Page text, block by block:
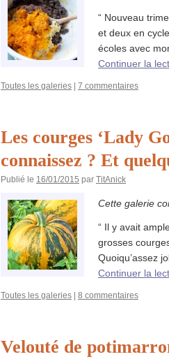
“ Nouveau
et deux en
écoles avec
Continuer la
Toutes les galeries 7 commentaires
Les courges ‘Lady
connaissez ? Et
Publié le 16/01/2015 par TitAnick
Cette galerie
“ Il y avait
grosses
Quoiqu’assez
Continuer la
Toutes les galeries 8 commentaires
Velouté de